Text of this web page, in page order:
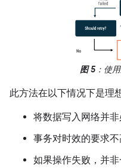
图 5 ：使
此方法在以下情况下是理
将数据写入网络并非
事务对时效的要求不
如果操作失败，并非